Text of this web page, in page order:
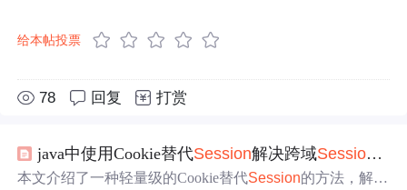
给本帖投票
78 回复 打赏
java中使用Cookie替代Session解决跨域Session 失
本文介绍了一种轻量级的Cookie替代Session的方法，解决